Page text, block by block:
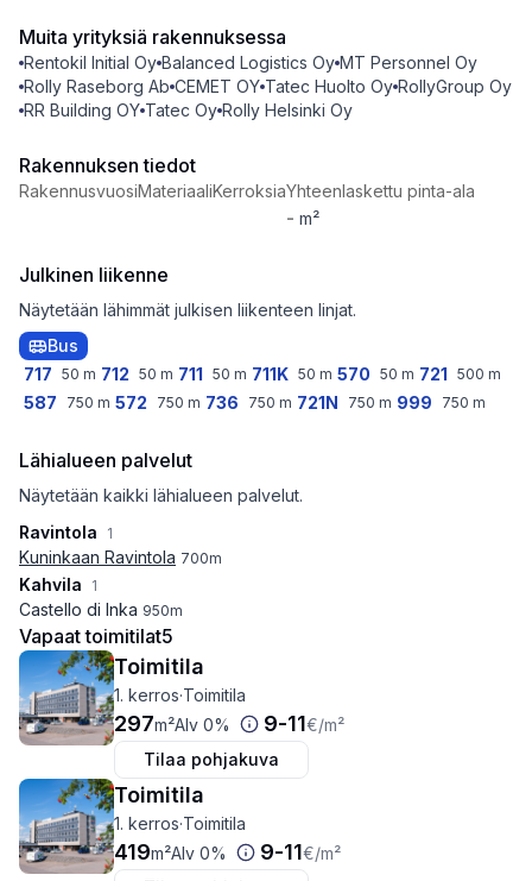
Muita yrityksiä rakennuksessa
Rentokil Initial Oy Balanced Logistics Oy MT Personnel Oy
Rolly Raseborg Ab CEMET OY Tatec Huolto Oy RollyGroup Oy
RR Building OY Tatec Oy Rolly Helsinki Oy
Rakennuksen tiedot
RakennusvuosiMateriaaliKerroksiaYhteenlaskettu pinta-ala
- m²
Julkinen liikenne
Näytetään lähimmät julkisen liikenteen linjat.
Bus
717 50 m 712 50 m 711 50 m 711K 50 m 570 50 m 721 500 m
587 750 m 572 750 m 736 750 m 721N 750 m 999 750 m
Lähialueen palvelut
Näytetään kaikki lähialueen palvelut.
Ravintola
1
Kuninkaan Ravintola 700m
Kahvila 1
Castello di Inka 950m
Vapaat toimitilat5
Toimitila
1. kerros·Toimitila
297m²Alv 0% 9-11€/m²
Tilaa pohjakuva
Toimitila
1. kerros·Toimitila
419m²Alv 0% 9-11€/m²